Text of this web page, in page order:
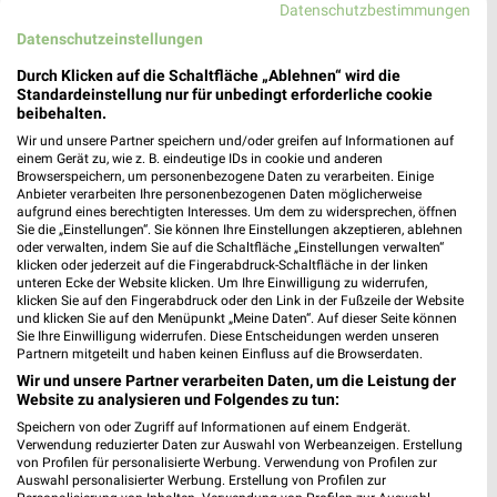
11,5 km
Angebote ab 10.08.
Gültig ab Mo. 10.08.
XXXLutz
27,5 km
Gültig bis Fr. 21.08.
XXXLutz Zurbrüggen
Datenschutzbestimmungen
Datenschutzeinstellungen
Durch Klicken auf die Schaltfläche „Ablehnen“ wird die
Standardeinstellung nur für unbedingt erforderliche cookie
beibehalten.
Wir und unsere Partner speichern und/oder greifen auf Informationen auf
einem Gerät zu, wie z. B. eindeutige IDs in cookie und anderen
Browserspeichern, um personenbezogene Daten zu verarbeiten. Einige
Anbieter verarbeiten Ihre personenbezogenen Daten möglicherweise
aufgrund eines berechtigten Interesses. Um dem zu widersprechen, öffnen
Sie die „Einstellungen“. Sie können Ihre Einstellungen akzeptieren, ablehnen
oder verwalten, indem Sie auf die Schaltfläche „Einstellungen verwalten“
klicken oder jederzeit auf die Fingerabdruck-Schaltfläche in der linken
unteren Ecke der Website klicken. Um Ihre Einwilligung zu widerrufen,
klicken Sie auf den Fingerabdruck oder den Link in der Fußzeile der Website
und klicken Sie auf den Menüpunkt „Meine Daten“. Auf dieser Seite können
Sie Ihre Einwilligung widerrufen. Diese Entscheidungen werden unseren
Partnern mitgeteilt und haben keinen Einfluss auf die Browserdaten.
Wir und unsere Partner verarbeiten Daten, um die Leistung der
Website zu analysieren und Folgendes zu tun:
Speichern von oder Zugriff auf Informationen auf einem Endgerät.
Verwendung reduzierter Daten zur Auswahl von Werbeanzeigen. Erstellung
von Profilen für personalisierte Werbung. Verwendung von Profilen zur
Auswahl personalisierter Werbung. Erstellung von Profilen zur